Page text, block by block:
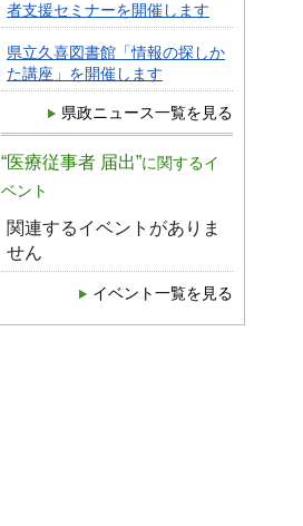
者支援セミナーを開催します
県立久喜図書館「情報の探しか
た講座」を開催します
県政ニュース一覧を見る
“医療従事者 届出”に関するイ
ベント
関連するイベントがありま
せん
イベント一覧を見る